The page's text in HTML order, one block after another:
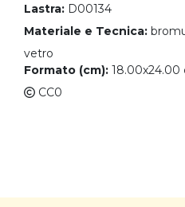
Lastra: D00134
Materiale e Tecnica:
vetro
Formato (cm): 18.00x24.00
CC0